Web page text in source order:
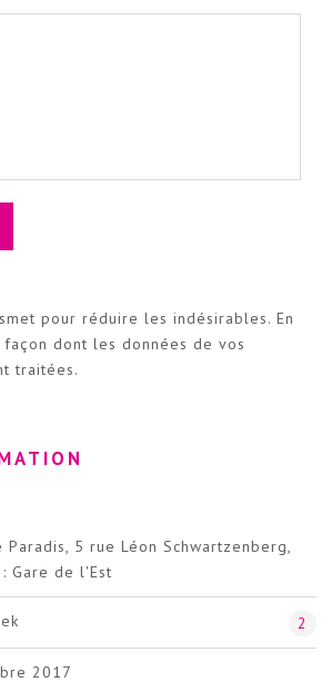
pour réduire les indésirables. En
dont les données de vos
traitées.
Paradis, 5 rue Léon Schwartzenberg,
Gare de l'Est
2
2017